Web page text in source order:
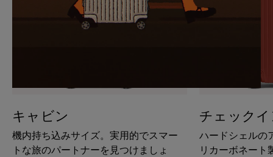
キャビン
機内持ち込みサイズ。実用的でスマー
トな旅のパートナーを見つけましょ
チェック
ハードシェルの
リカーボネート